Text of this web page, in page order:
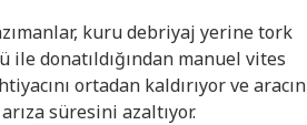
kuru debriyaj yerine tork
ile donatıldığından manuel vites
ortadan kaldırıyor ve aracın
arıza süresini azaltıyor.